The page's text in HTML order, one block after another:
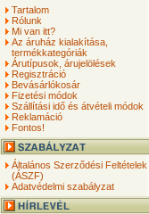
Tartalom
Rólunk
Mi van itt?
Az áruház kialakítása,
termékkategóriák
Árutípusok, árujelölések
Regisztráció
Bevásárlókosár
Fizetési módok
Szállítási idő és átvételi módok
Reklamáció
Fontos!
Általános Szerződési Feltételek
(ÁSZF)
Adatvédelmi szabályzat